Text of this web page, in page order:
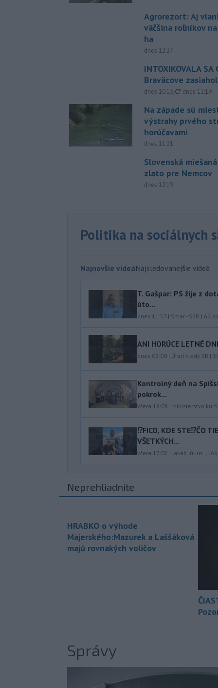
Agrorezort: Aj
väčšina roľníkov
ha
dnes 12:27
INTOXIKOVALA SA
Braväcove
dnes 10:13, aktualizované
dnes 12:19
Na západe sú
výstrahy prvého
horúčavami
dnes 11:21
Slovenská
zlato pre Nemcov
dnes 12:19
Politika na sociálnych
Najnovšie videáNajsledovanejšie videá
T. Gašpar: PS žije z
úto...
dnes 11:57 | Smer - SSD | 65
ANI HORÚCE LETNÉ
dnes 06:00 | Úrad vlády SR |
Kontrolný deň na
pokrok...
včera 18:09 | Ministerstvo
⁉️FICO, KDE STE⁉️ČO
VŠETKÝCH...
včera 17:02 |Jakab Július |
Neprehliadnite
HRABKO o výhode
Majerského:Mazurek a Laššáková
majú rovnakých voličov
Správy